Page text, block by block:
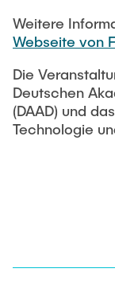
Weitere
Webseite von
Die
Deutschen
(DAAD) und
Technologie